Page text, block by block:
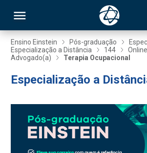
Ensino Einstein Pós-graduação
Especialização a Distância
144
Online
Advogado(a)
Terapia Ocupacional
Especialização a